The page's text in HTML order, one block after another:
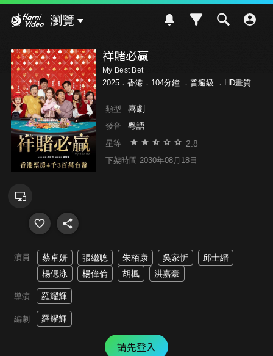
瀏覽
祥賭必贏
My Best Bet
2025．香港．104分鐘 ． 普遍級 ．HD畫質
類型 喜劇
發音 粵語
星等 2.8
下架時間 2030年08月18日
演員 蔡卓妍 張繼聰 朱栢康 吳家忻
邱士縉
楊偲泳
楊偉倫 胡楓 洪嘉豪
導演 羅耀輝
編劇 羅耀輝
請先登入